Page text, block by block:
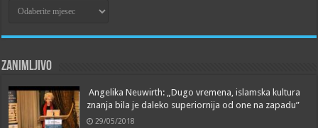
Zanimljivo
Angelika Neuwirth: „Dugo vremena, islamska kultura
znanja bila je daleko superiornija od one na zapadu”
29/05/2018